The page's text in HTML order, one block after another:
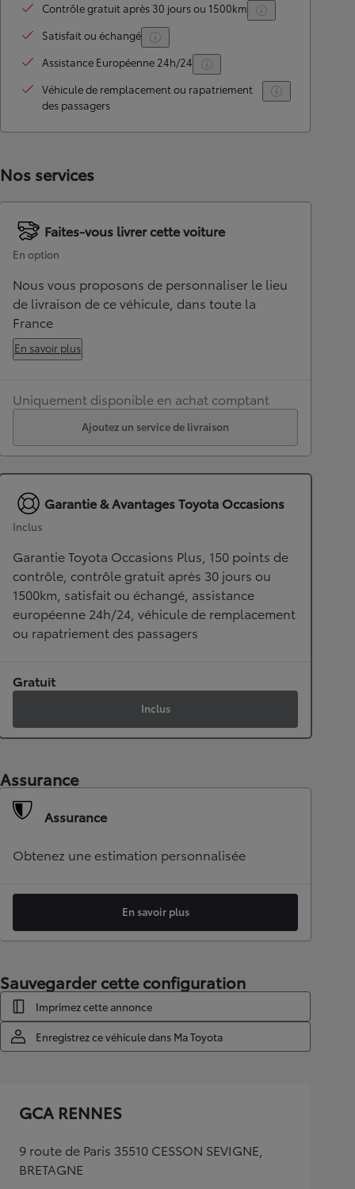
Contrôle gratuit après 30 jours ou 1500km
Satisfait ou échangé
Assistance Européenne 24h/24
Véhicule de remplacement ou rapatriement
des passagers
Nos services
Faites-vous livrer cette voiture
En option
Nous vous proposons de personnaliser le lieu
de livraison de ce véhicule, dans toute la
France
En savoir plus
Uniquement disponible en achat comptant
Ajoutez un service de livraison
Garantie & Avantages Toyota Occasions
Inclus
Garantie Toyota Occasions Plus, 150 points de
contrôle, contrôle gratuit après 30 jours ou
1500km, satisfait ou échangé, assistance
européenne 24h/24, véhicule de remplacement
ou rapatriement des passagers
Gratuit
Inclus
Assurance
Assurance
Obtenez une estimation personnalisée
En savoir plus
Sauvegarder cette configuration
Imprimez cette annonce
Enregistrez ce véhicule dans Ma Toyota
GCA RENNES
9 route de Paris 35510 CESSON SEVIGNE,
BRETAGNE